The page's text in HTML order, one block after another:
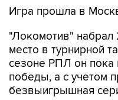
Игра прошла в
"Локомотив" набрал
место в турнирной
сезоне РПЛ он пока
победы, а с учетом
безвыигрышная